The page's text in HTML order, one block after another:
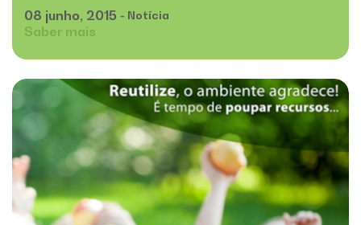
08 junho, 2015 - Notícia
Saber mais